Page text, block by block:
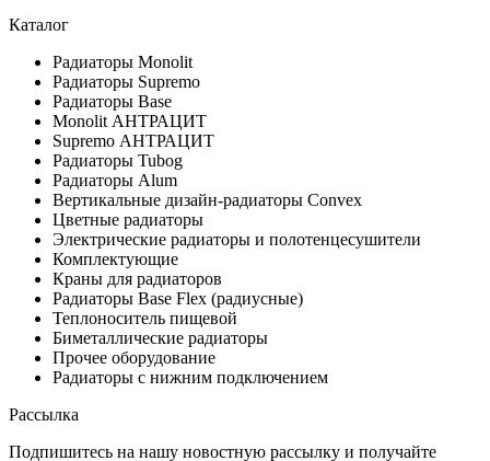
Каталог
Радиаторы Monolit
Радиаторы Supremo
Радиаторы Base
Monolit АНТРАЦИТ
Supremo АНТРАЦИТ
Радиаторы Tubog
Радиаторы Alum
Вертикальные дизайн-радиаторы Convex
Цветные радиаторы
Электрические радиаторы и полотенцесушители
Комплектующие
Краны для радиаторов
Радиаторы Base Flex (радиусные)
Теплоноситель пищевой
Биметаллические радиаторы
Прочее оборудование
Радиаторы с нижним подключением
Рассылка
Подпишитесь на нашу новостную рассылку и получайте